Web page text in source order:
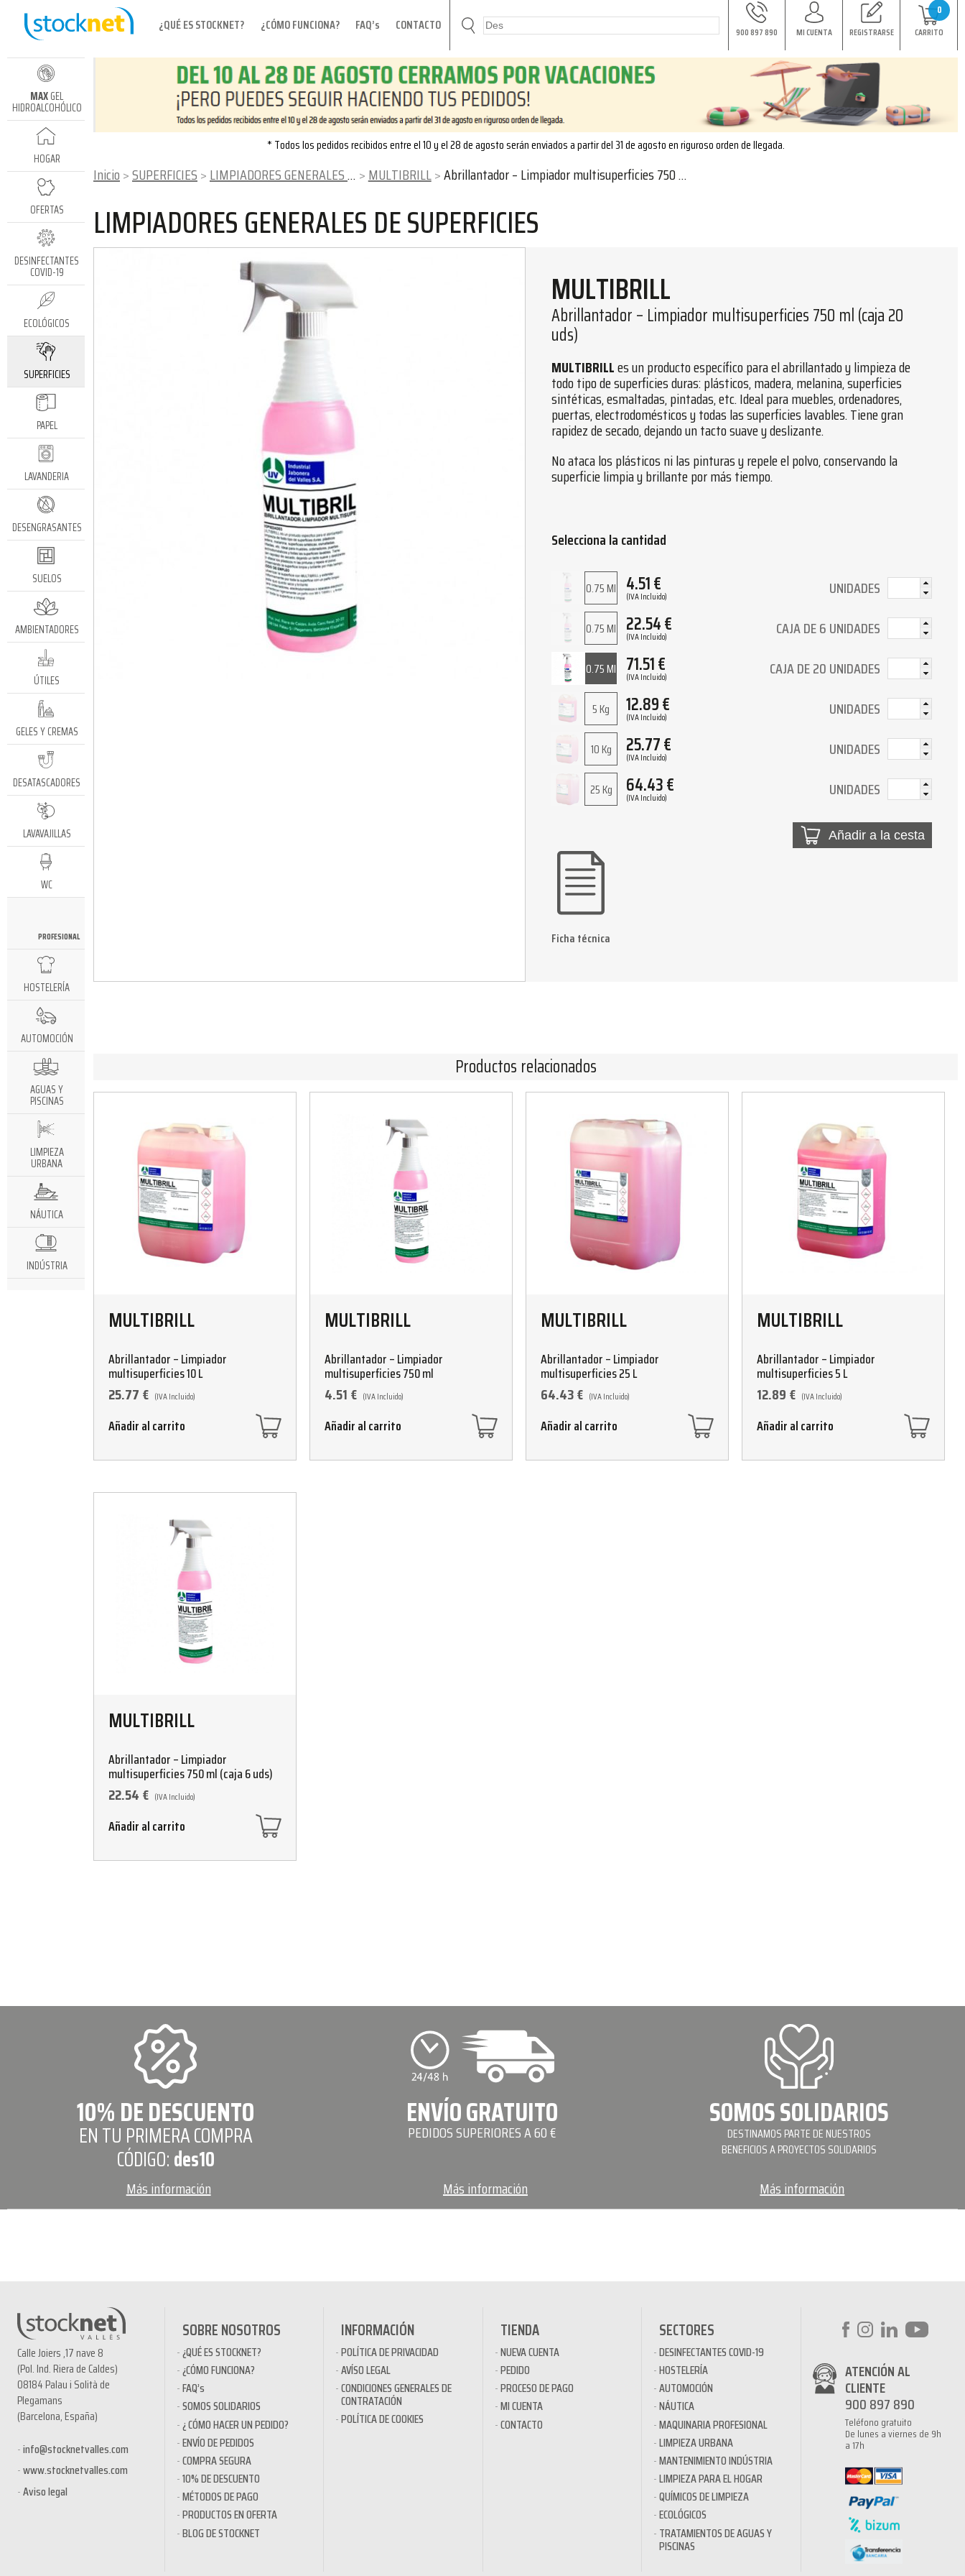
¿QUÉ ES STOCKNET? ¿CÓMO FUNCIONA? FAQ’s CONTACTO 900 897 890 MI CUENTA REGISTRARSE
0
CARRITO
MAXGEL
HIDROALCOHÓLICO
HOGAR
OFERTAS
DESINFECTANTES
COVID-19
ECOLÓGICOS
SUPERFICIES
PAPEL
LAVANDERIA
DESENGRASANTES
SUELOS
AMBIENTADORES
ÚTILES
GELES Y CREMAS
DESATASCADORES
LAVAVAJILLAS
WC
PROFESIONAL
HOSTELERÍA
AUTOMOCIÓN
AGUAS Y
PISCINAS
LIMPIEZA
URBANA
NÁUTICA
INDÚSTRIA
* Todos los pedidos recibidos entre el 10 y el 28 de agosto serán enviados a partir del 31 de agosto en riguroso orden de llegada.
Inicio SUPERFICIES LIMPIADORES GENERALES DE SUPERFICIES MULTIBRILL Abrillantador – Limpiador multisuperficies 750 ml (caja 20 uds)
LIMPIADORES GENERALES DE SUPERFICIES
MULTIBRILL
Abrillantador – Limpiador multisuperficies 750 ml (caja 20
uds)
MULTIBRILLes un producto específico para el abrillantado y limpieza de
todo tipo de superficies duras: plásticos, madera, melanina, superficies
sintéticas, esmaltadas, pintadas, etc. Ideal para muebles, ordenadores,
puertas, electrodomésticos y todas las superficies lavables. Tiene gran
rapidez de secado, dejando un tacto suave y deslizante.
No ataca los plásticos ni las pinturas y repele el polvo, conservando la
superficie limpia y brillante por más tiempo.
Selecciona la cantidad
0.75 Ml 4.51€
(IVA Incluido) UNIDADES
0.75 Ml 22.54€
(IVA Incluido) CAJA DE 6 UNIDADES
0.75 Ml 71.51€
(IVA Incluido) CAJA DE 20 UNIDADES
5 Kg 12.89€
(IVA Incluido) UNIDADES
10 Kg 25.77€
(IVA Incluido) UNIDADES
25 Kg 64.43€
(IVA Incluido) UNIDADES
Añadir a la cesta
Ficha técnica
Productos relacionados
MULTIBRILL
Abrillantador – Limpiador
multisuperficies 10 L
25.77€ (IVA Incluido)
Añadir al carrito
MULTIBRILL
Abrillantador – Limpiador
multisuperficies 750 ml
4.51€ (IVA Incluido)
Añadir al carrito
MULTIBRILL
Abrillantador – Limpiador
multisuperficies 25 L
64.43€ (IVA Incluido)
Añadir al carrito
MULTIBRILL
Abrillantador – Limpiador
multisuperficies 5 L
12.89€ (IVA Incluido)
Añadir al carrito
MULTIBRILL
Abrillantador – Limpiador
multisuperficies 750 ml (caja 6 uds)
22.54€ (IVA Incluido)
Añadir al carrito
10% DE DESCUENTO
EN TU PRIMERA COMPRA
CÓDIGO:des10
Más información
ENVÍO GRATUITO
PEDIDOS SUPERIORES A 60 €
Más información
SOMOS SOLIDARIOS
DESTINAMOS PARTE DE NUESTROS
BENEFICIOS A PROYECTOS SOLIDARIOS
Más información
Calle Joiers ,17 nave 8
(Pol. Ind. Riera de Caldes)
08184 Palau i Solità de
Plegamans
(Barcelona, España)
info@stocknetvalles.com
www.stocknetvalles.com
Aviso legal
SOBRE NOSOTROS
¿QUÉ ES STOCKNET?
¿CÓMO FUNCIONA?
FAQ’s
SOMOS SOLIDARIOS
¿ CÓMO HACER UN PEDIDO?
ENVÍO DE PEDIDOS
COMPRA SEGURA
10% DE DESCUENTO
MÉTODOS DE PAGO
PRODUCTOS EN OFERTA
BLOG DE STOCKNET
INFORMACIÓN
POLÍTICA DE PRIVACIDAD
AVÍSO LEGAL
CONDICIONES GENERALES DE
CONTRATACIÓN
POLÍTICA DE COOKIES
TIENDA
NUEVA CUENTA
PEDIDO
PROCESO DE PAGO
MI CUENTA
CONTACTO
SECTORES
DESINFECTANTES COVID-19
HOSTELERÍA
AUTOMOCIÓN
NÁUTICA
MAQUINARIA PROFESIONAL
LIMPIEZA URBANA
MANTENIMIENTO INDÚSTRIA
LIMPIEZA PARA EL HOGAR
QUÍMICOS DE LIMPIEZA
ECOLÓGICOS
TRATAMIENTOS DE AGUAS Y
PISCINAS
ATENCIÓN AL
CLIENTE
900 897 890
Teléfono gratuito
De lunes a viernes de 9h
a 17h